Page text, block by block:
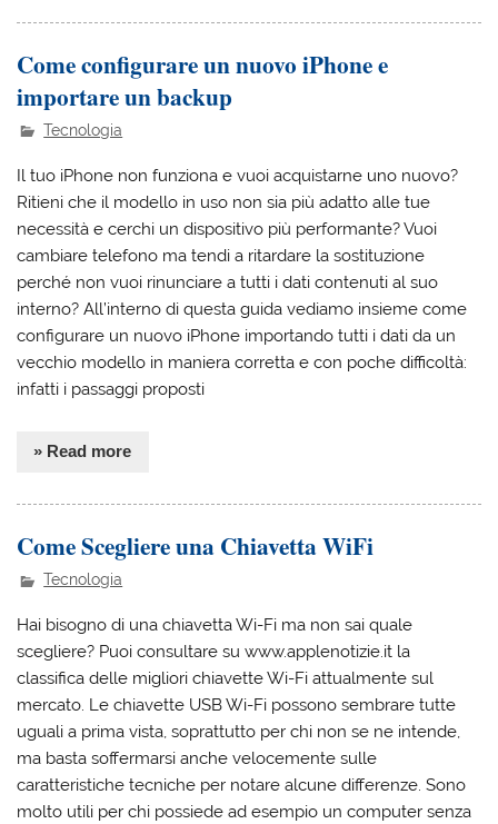
Come configurare un nuovo iPhone e
importare un backup
Tecnologia
Il tuo iPhone non funziona e vuoi acquistarne uno nuovo?
Ritieni che il modello in uso non sia più adatto alle tue
necessità e cerchi un dispositivo più performante? Vuoi
cambiare telefono ma tendi a ritardare la sostituzione
perché non vuoi rinunciare a tutti i dati contenuti al suo
interno? All’interno di questa guida vediamo insieme come
configurare un nuovo iPhone importando tutti i dati da un
vecchio modello in maniera corretta e con poche difficoltà:
infatti i passaggi proposti
» Read more
Come Scegliere una Chiavetta WiFi
Tecnologia
Hai bisogno di una chiavetta Wi-Fi ma non sai quale
scegliere? Puoi consultare su www.applenotizie.it la
classifica delle migliori chiavette Wi-Fi attualmente sul
mercato. Le chiavette USB Wi-Fi possono sembrare tutte
uguali a prima vista, soprattutto per chi non se ne intende,
ma basta soffermarsi anche velocemente sulle
caratteristiche tecniche per notare alcune differenze. Sono
molto utili per chi possiede ad esempio un computer senza